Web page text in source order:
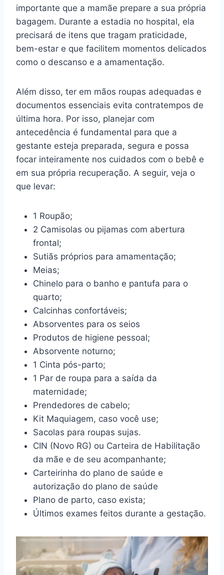
importante que a mamãe prepare a sua própria
bagagem. Durante a estadia no hospital, ela
precisará de itens que tragam praticidade,
bem-estar e que facilitem momentos delicados
como o descanso e a amamentação.
Além disso, ter em mãos roupas adequadas e
documentos essenciais evita contratempos de
última hora. Por isso, planejar com
antecedência é fundamental para que a
gestante esteja preparada, segura e possa
focar inteiramente nos cuidados com o bebê e
em sua própria recuperação. A seguir, veja o
que levar:
1 Roupão;
2 Camisolas ou pijamas com abertura
frontal;
Sutiãs próprios para amamentação;
Meias;
Chinelo para o banho e pantufa para o
quarto;
Calcinhas confortáveis;
Absorventes para os seios
Produtos de higiene pessoal;
Absorvente noturno;
1 Cinta pós-parto;
1 Par de roupa para a saída da
maternidade;
Prendedores de cabelo;
Kit Maquiagem, caso você use;
Sacolas para roupas sujas.
CIN (Novo RG) ou Carteira de Habilitação
da mãe e de seu acompanhante;
Carteirinha do plano de saúde e
autorização do plano de saúde
Plano de parto, caso exista;
Últimos exames feitos durante a gestação.